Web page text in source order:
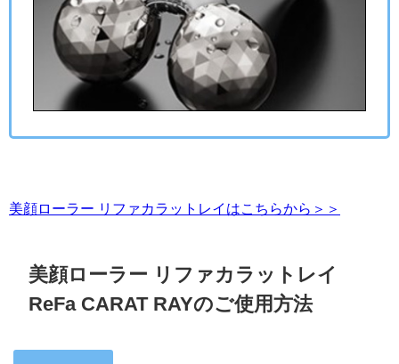
美顔ローラー リファカラットレイはこちらから＞＞
美顔ローラー リファカラットレイ
ReFa CARAT RAYのご使用方法